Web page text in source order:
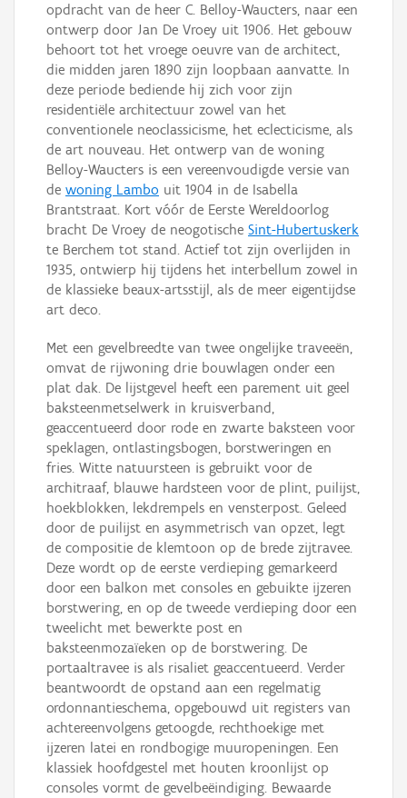
opdracht van de heer C. Belloy-Waucters, naar een
ontwerp door Jan De Vroey uit 1906. Het gebouw
behoort tot het vroege oeuvre van de architect,
die midden jaren 1890 zijn loopbaan aanvatte. In
deze periode bediende hij zich voor zijn
residentiële architectuur zowel van het
conventionele neoclassicisme, het eclecticisme, als
de art nouveau. Het ontwerp van de woning
Belloy-Waucters is een vereenvoudigde versie van
de woning Lambo uit 1904 in de Isabella
Brantstraat. Kort vóór de Eerste Wereldoorlog
bracht De Vroey de neogotische Sint-Hubertuskerk
te Berchem tot stand. Actief tot zijn overlijden in
1935, ontwierp hij tijdens het interbellum zowel in
de klassieke beaux-artsstijl, als de meer eigentijdse
art deco.
Met een gevelbreedte van twee ongelijke traveeën,
omvat de rijwoning drie bouwlagen onder een
plat dak. De lijstgevel heeft een parement uit geel
baksteenmetselwerk in kruisverband,
geaccentueerd door rode en zwarte baksteen voor
speklagen, ontlastingsbogen, borstweringen en
fries. Witte natuursteen is gebruikt voor de
architraaf, blauwe hardsteen voor de plint, puilijst,
hoekblokken, lekdrempels en vensterpost. Geleed
door de puilijst en asymmetrisch van opzet, legt
de compositie de klemtoon op de brede zijtravee.
Deze wordt op de eerste verdieping gemarkeerd
door een balkon met consoles en gebuikte ijzeren
borstwering, en op de tweede verdieping door een
tweelicht met bewerkte post en
baksteenmozaïeken op de borstwering. De
portaaltravee is als risaliet geaccentueerd. Verder
beantwoordt de opstand aan een regelmatig
ordonnantieschema, opgebouwd uit registers van
achtereenvolgens getoogde, rechthoekige met
ijzeren latei en rondbogige muuropeningen. Een
klassiek hoofdgestel met houten kroonlijst op
consoles vormt de gevelbeëindiging. Bewaarde